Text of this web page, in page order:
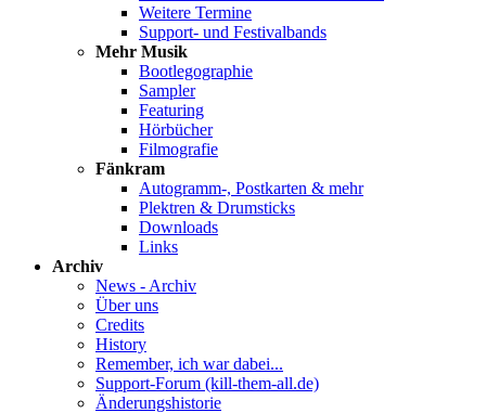
Weitere Termine
Support- und Festivalbands
Mehr Musik
Bootlegographie
Sampler
Featuring
Hörbücher
Filmografie
Fänkram
Autogramm-, Postkarten & mehr
Plektren & Drumsticks
Downloads
Links
Archiv
News - Archiv
Über uns
Credits
History
Remember, ich war dabei...
Support-Forum (kill-them-all.de)
Änderungshistorie